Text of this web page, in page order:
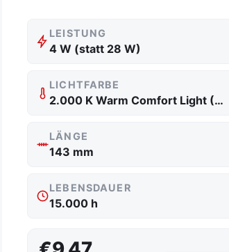
LEISTUNG
4 W (statt 28 W)
LICHTFARBE
2.000 K Warm Comfort Light (820)
LÄNGE
143 mm
LEBENSDAUER
15.000 h